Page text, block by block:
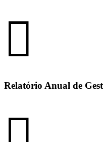
Relatório Anual de